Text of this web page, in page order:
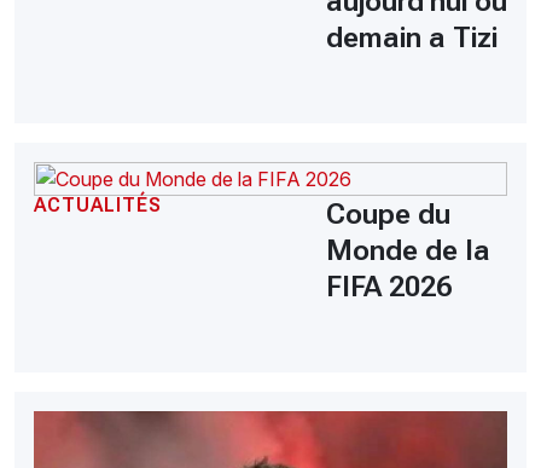
demain a Tizi
ACTUALITÉS
Coupe du
Monde de la
FIFA 2026